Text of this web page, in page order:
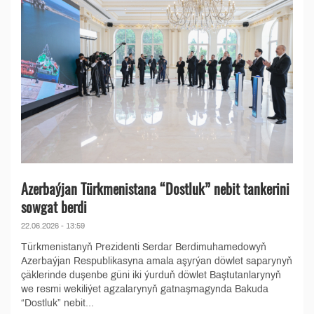
Azerbaýjan Türkmenistana “Dostluk” nebit tankerini
sowgat berdi
22.06.2026 - 13:59
Türkmenistanyň Prezidenti Serdar Berdimuhamedowyň
Azerbaýjan Respublikasyna amala aşyrýan döwlet saparynyň
çäklerinde duşenbe güni iki ýurduň döwlet Baştutanlarynyň
we resmi wekiliýet agzalarynyň gatnaşmagynda Bakuda
“Dostluk” nebit...